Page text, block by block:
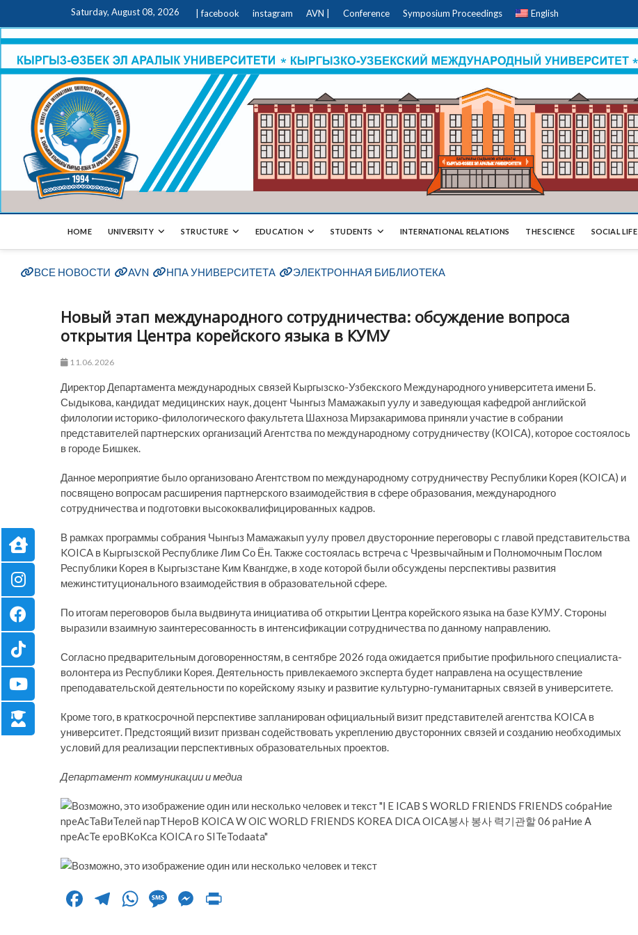
Saturday, August 08, 2026 | facebook instagram AVN | Conference Symposium Proceedings English
HOME UNIVERSITY STRUCTURE EDUCATION STUDENTS INTERNATIONAL RELATIONS THE SCIENCE SOCIAL LIFE
ВСЕ НОВОСТИ AVN НПА УНИВЕРСИТЕТА ЭЛЕКТРОННАЯ БИБЛИОТЕКА
Новый этап международного сотрудничества: обсуждение вопроса
открытия Центра корейского языка в КУМУ
11.06.2026
Директор Департамента международных связей Кыргызско-Узбекского Международного университета имени Б.
Сыдыкова, кандидат медицинских наук, доцент Чынгыз Мамажакып уулу и заведующая кафедрой английской
филологии историко-филологического факультета Шахноза Мирзакаримова приняли участие в собрании
представителей партнерских организаций Агентства по международному сотрудничеству (KOICA), которое состоялось
в городе Бишкек.
Данное мероприятие было организовано Агентством по международному сотрудничеству Республики Корея (KOICA) и
посвящено вопросам расширения партнерского взаимодействия в сфере образования, международного
сотрудничества и подготовки высококвалифицированных кадров.
В рамках программы собрания Чынгыз Мамажакып уулу провел двусторонние переговоры с главой представительства
KOICA в Кыргызской Республике Лим Со Ён. Также состоялась встреча с Чрезвычайным и Полномочным Послом
Республики Корея в Кыргызстане Ким Квангдже, в ходе которой были обсуждены перспективы развития
межинституционального взаимодействия в образовательной сфере.
По итогам переговоров была выдвинута инициатива об открытии Центра корейского языка на базе КУМУ. Стороны
выразили взаимную заинтересованность в интенсификации сотрудничества по данному направлению.
Согласно предварительным договоренностям, в сентябре 2026 года ожидается прибытие профильного специалиста-
волонтера из Республики Корея. Деятельность привлекаемого эксперта будет направлена на осуществление
преподавательской деятельности по корейскому языку и развитие культурно-гуманитарных связей в университете.
Кроме того, в краткосрочной перспективе запланирован официальный визит представителей агентства KOICA в
университет. Предстоящий визит призван содействовать укреплению двусторонних связей и созданию необходимых
условий для реализации перспективных образовательных проектов.
Департамент коммуникации и медиа
F
T
W M M